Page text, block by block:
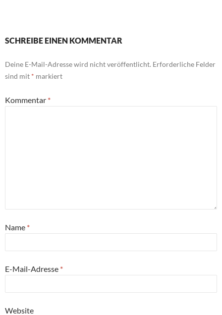
SCHREIBE EINEN KOMMENTAR
Deine E-Mail-Adresse wird nicht veröffentlicht. Erforderliche Felder
sind mit * markiert
Kommentar *
Name *
E-Mail-Adresse *
Website